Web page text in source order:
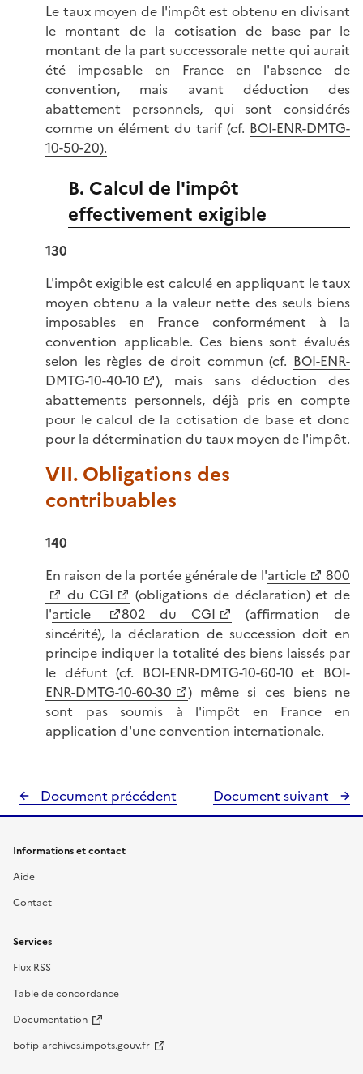
Le taux moyen de l'impôt est obtenu en divisant
le montant de la cotisation de base par le
montant de la part successorale nette qui aurait
été imposable en France en l'absence de
convention, mais avant déduction des
abattement personnels, qui sont considérés
comme un élément du tarif (cf. BOI-ENR-DMTG-
10-50-20).
B. Calcul de l'impôt
effectivement exigible
130
L'impôt exigible est calculé en appliquant le taux
moyen obtenu a la valeur nette des seuls biens
imposables en France conformément à la
convention applicable. Ces biens sont évalués
selon les règles de droit commun (cf. BOI-ENR-
DMTG-10-40-10
), mais sans déduction des
abattements personnels, déjà pris en compte
pour le calcul de la cotisation de base et donc
pour la détermination du taux moyen de l'impôt.
VII. Obligations des
contribuables
140
En raison de la portée générale de l'article
800
du CGI
(obligations de déclaration) et de
l'article 802 du CGI
(affirmation de
sincérité), la déclaration de succession doit en
principe indiquer la totalité des biens laissés par
le défunt (cf. BOI-ENR-DMTG-10-60-10et BOI-
ENR-DMTG-10-60-30
) même si ces biens ne
sont pas soumis à l'impôt en France en
application d'une convention internationale.
Document précédent Document suivant
Informations et contact
Aide
Contact
Services
Flux RSS
Table de concordance
Documentation
bofip-archives.impots.gouv.fr